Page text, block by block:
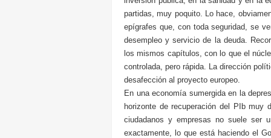
partidas, muy poquito. Lo hace,
epígrafes que, con toda seguridad, se
desempleo y servicio de la deuda.
los mismos capítulos, con lo que el
controlada, pero rápida. La dirección
desafección al proyecto europeo.
En una economía sumergida en la
horizonte de recuperación del PIb
ciudadanos y empresas no suele ser
exactamente, lo que está haciendo el